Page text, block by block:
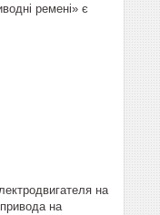
ремені» є
на
на